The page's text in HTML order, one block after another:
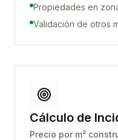
Propiedades en
Validación de otros
Cálculo de
Precio por m²